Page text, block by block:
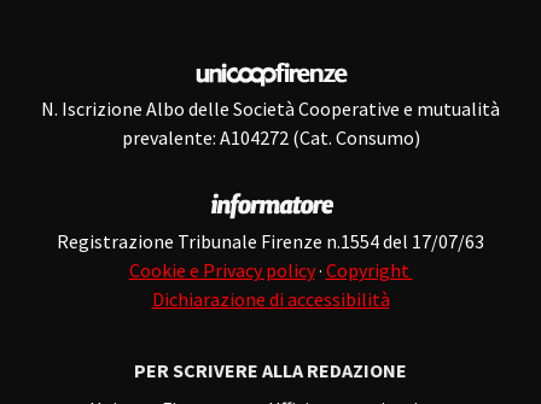
N. Iscrizione Albo delle Società Cooperative e mutualità
prevalente: A104272 (Cat. Consumo)
Registrazione Tribunale Firenze n.1554 del 17/07/63
Cookie e Privacy policy· Copyright
Dichiarazione di accessibilità
PER SCRIVERE ALLA REDAZIONE